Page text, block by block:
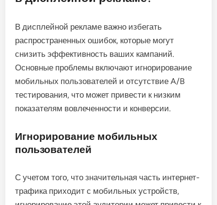
В дисплейной рекламе важно избегать
распространенных ошибок, которые могут
снизить эффективность ваших кампаний.
Основные проблемы включают игнорирование
мобильных пользователей и отсутствие A/B
тестирования, что может привести к низким
показателям вовлеченности и конверсии.
Игнорирование мобильных
пользователей
С учетом того, что значительная часть интернет-
трафика приходит с мобильных устройств,